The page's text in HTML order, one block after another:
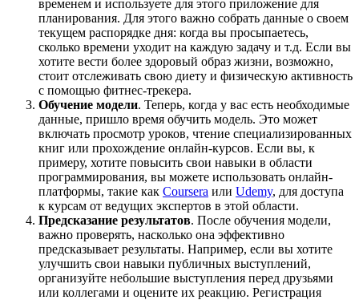
временем и используете для этого приложение для
планирования. Для этого важно собрать данные о своем
текущем распорядке дня: когда вы просыпаетесь,
сколько времени уходит на каждую задачу и т.д. Если вы
хотите вести более здоровый образ жизни, возможно,
стоит отслеживать свою диету и физическую активность
с помощью фитнес-трекера.
Обучение модели. Теперь, когда у вас есть необходимые
данные, пришло время обучить модель. Это может
включать просмотр уроков, чтение специализированных
книг или прохождение онлайн-курсов. Если вы, к
примеру, хотите повысить свои навыки в области
программирования, вы можете использовать онлайн-
платформы, такие как Coursera или Udemy, для доступа
к курсам от ведущих экспертов в этой области.
Предсказание результатов. После обучения модели,
важно проверять, насколько она эффективно
предсказывает результаты. Например, если вы хотите
улучшить свои навыки публичных выступлений,
организуйте небольшие выступления перед друзьями
или коллегами и оцените их реакцию. Регистрация